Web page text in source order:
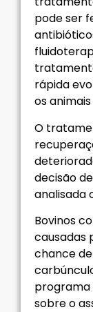
pode ser
rápida
os
O
decisão
analisada
Bovinos
causadas
chance
programa
sobre o